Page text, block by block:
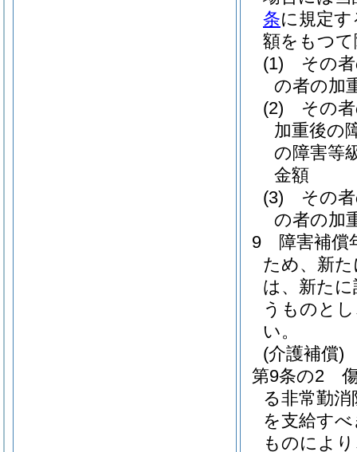
条に規定
額をもつ
(1)
その
の者の加
(2)
その
加重後の
の障害等
金額
(3)
その
の者の加
9
障害補償
ため、新
は、新た
うものと
い。
(介護補償)
第9条の2
る非常勤
を支給す
ものによ